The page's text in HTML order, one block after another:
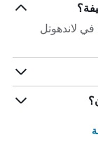
في لاندهوتل